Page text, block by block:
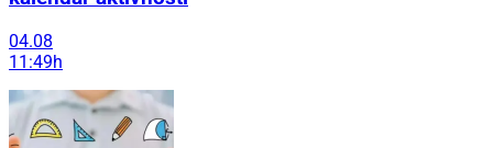
04.08
11:49h